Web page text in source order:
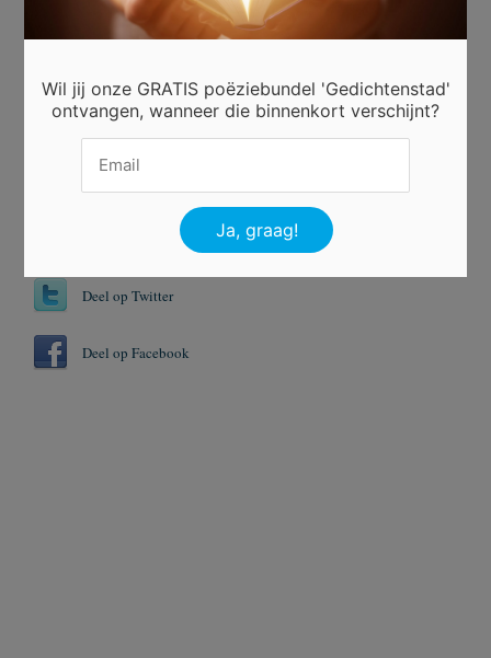
Tags
Deel op Twitter
Deel op Facebook
Wil jij onze GRATIS poëziebundel 'Gedichtenstad'
ontvangen, wanneer die binnenkort verschijnt?